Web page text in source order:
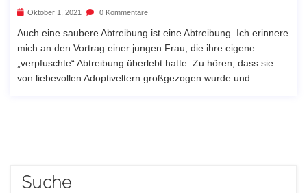
Oktober 1, 2021 0 Kommentare
Auch eine saubere Abtreibung ist eine Abtreibung. Ich erinnere
mich an den Vortrag einer jungen Frau, die ihre eigene
„verpfuschte“ Abtreibung überlebt hatte. Zu hören, dass sie
von liebevollen Adoptiveltern großgezogen wurde und
Suche